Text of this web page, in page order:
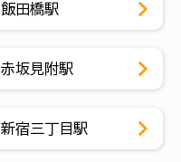
飯田橋駅
赤坂見附駅
新宿三丁目駅